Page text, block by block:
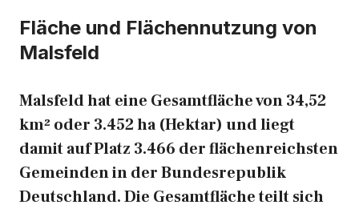
Fläche und Flächennutzung von
Malsfeld
Malsfeld hat eine Gesamtfläche von 34,52
km² oder 3.452 ha (Hektar) und liegt
damit auf Platz 3.466 der flächenreichsten
Gemeinden in der Bundesrepublik
Deutschland. Die Gesamtfläche teilt sich